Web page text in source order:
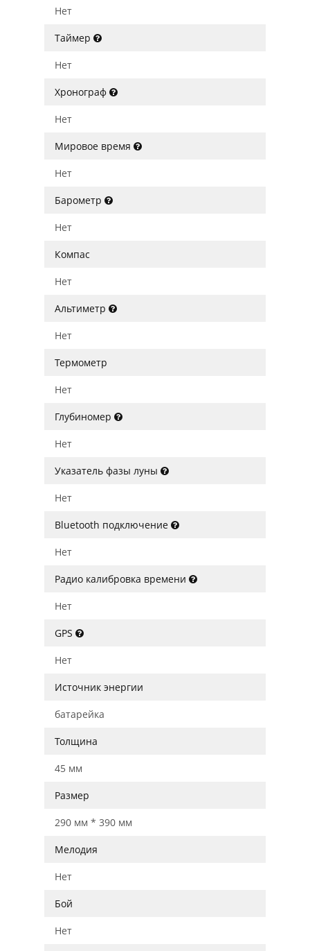
Нет
Таймер
Нет
Хронограф
Нет
Мировое время
Нет
Барометр
Нет
Компас
Нет
Альтиметр
Нет
Термометр
Нет
Глубиномер
Нет
Указатель фазы луны
Нет
Bluetooth подключение
Нет
Радио калибровка времени
Нет
GPS
Нет
Источник энергии
батарейка
Толщина
45 мм
Размер
290 мм * 390 мм
Мелодия
Нет
Бой
Нет